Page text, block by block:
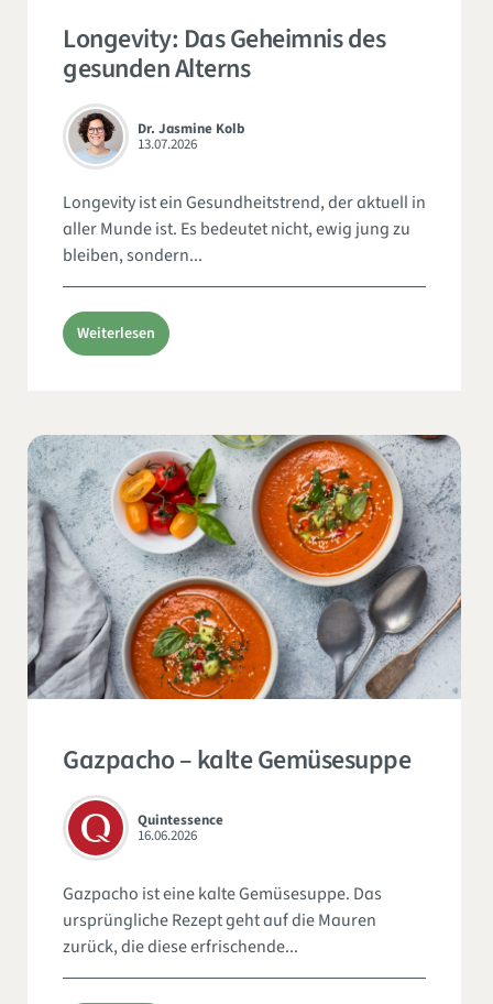
Longevity: Das Geheimnis des
gesunden Alterns
Dr. Jasmine Kolb
13.07.2026
Longevity ist ein Gesundheitstrend, der aktuell in
aller Munde ist. Es bedeutet nicht, ewig jung zu
bleiben, sondern...
Weiterlesen
Gazpacho – kalte Gemüsesuppe
Quintessence
16.06.2026
Gazpacho ist eine kalte Gemüsesuppe. Das
ursprüngliche Rezept geht auf die Mauren
zurück, die diese erfrischende...